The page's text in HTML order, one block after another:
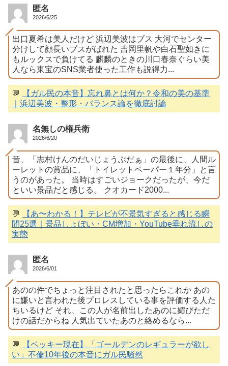
匿名
2026/6/25
出口夏希は美人だけど 浜辺美波はブス 大河でセンター
分けして顔長いブスがばれた 吉岡里帆や白石聖如きに
もルックスで負けてる 麒麟のときの川口春奈ぐらい美
人なら東宝のSNS業者使った工作も説得力...
💬
【ガル民の本音】忘れ鼻とは何か？令和の美の基準
｜浜辺美波・整形・バランス論を徹底討論
名無しの権兵衛
2026/6/20
昔、「志村けんのだいじょうぶだぁ」の最後に、人間ル
ーレットの賞品に、「トイレットペーパー１年分」と言
うのがあった。 当時はすごいジョークだったが、今だ
といい景品だと感じる。 クオカード2000...
💬
【あ〜わかる！】テレビが不景気すぎると感じる瞬
間25選｜景品しょぼい・CM増加・YouTube垂れ流しの
実態
匿名
2026/6/01
あのの件でちょっと注目されたと思ったらこれか あの
に嫌いと言われた後プロレスしている事を評価する人た
ちいるけど それ、この人が名前出したあのに媚びただ
けの話だからね 人気出ていたあのと絡めるなら...
💬
【ベッキー現在】「ゴールデンのレギュラーが欲し
い」不倫10年後の本音にガル民騒然